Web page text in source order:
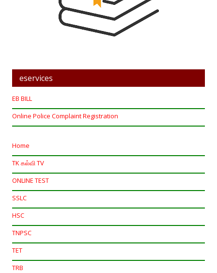
eservices
EB BILL
Online Police Complaint Registration
Home
TK கல்வி TV
ONLINE TEST
SSLC
HSC
TNPSC
TET
TRB